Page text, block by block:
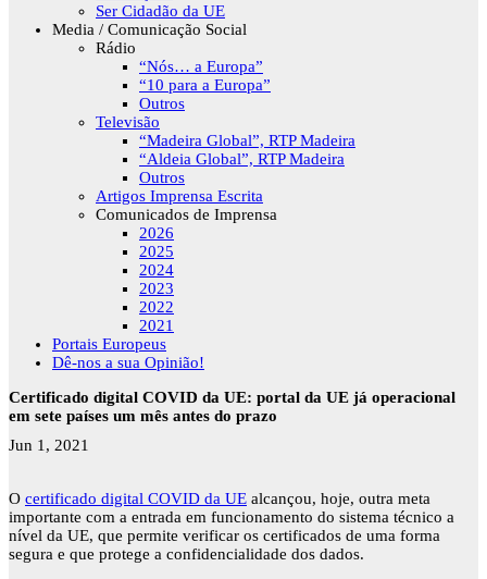
Ser Cidadão da UE
Media / Comunicação Social
Rádio
“Nós… a Europa”
“10 para a Europa”
Outros
Televisão
“Madeira Global”, RTP Madeira
“Aldeia Global”, RTP Madeira
Outros
Artigos Imprensa Escrita
Comunicados de Imprensa
2026
2025
2024
2023
2022
2021
Portais Europeus
Dê-nos a sua Opinião!
Certificado digital COVID da UE: portal da UE já operacional
em sete países um mês antes do prazo
Jun 1, 2021
O certificado digital COVID da UE alcançou, hoje, outra meta
importante com a entrada em funcionamento do sistema técnico a
nível da UE, que permite verificar os certificados de uma forma
segura e que protege a confidencialidade dos dados.